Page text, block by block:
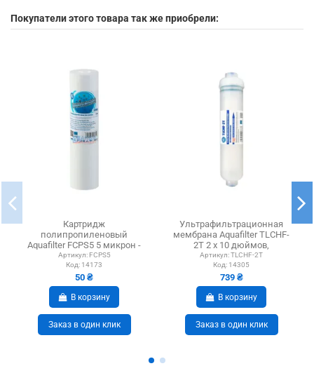
Покупатели этого товара так же приобрели:
Картридж
полипропиленовый
Aquafilter FCPS5 5 микрон -
9 7/8 x 2 1/2 дюймов
Артикул: FCPS5
Код: 14173
50 ₴
В корзину
Заказ в один клик
Ультрафильтрационная
мембрана Aquafilter TLCHF-
2T 2 x 10 дюймов,
прозрачная, 1/4 дюйма
NPT
Артикул:TLCHF-2T
Код: 14305
739 ₴
В корзину
Заказ в один клик